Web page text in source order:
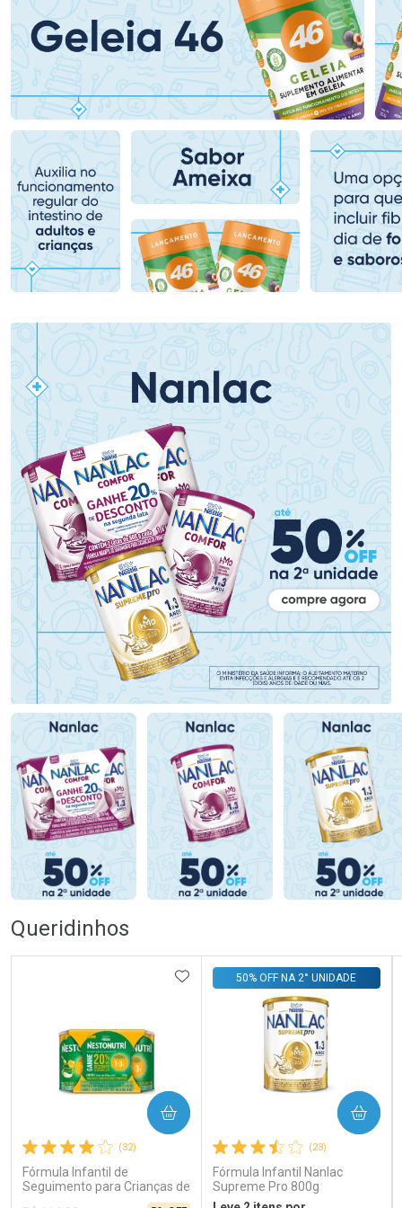
Ativar Desconto
Comprar sem Desconto
Por R$ 79,19/cada
Comprar sem Desconto
Por R$ 79,19/cada
Ativar Desconto
Comprar sem Desconto
Por R$ 61,99/cada
Comprar sem Desconto
Por R$ 61,99/cada
Queridinhos
(32)
Fórmula Infantil de
Seguimento para Crianças de
Primeira Infância Nestonutri
ADICIONAR AOS FAVORITOS
COMPRAR
(23)
Fórmula Infantil Nanlac
Supreme Pro 800g
50% OFF NA 2° UNIDADE
COMPRAR